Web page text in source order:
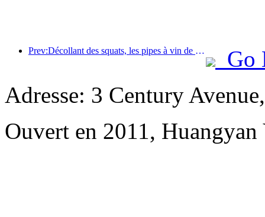
Prev:Décollant des squats, les pipes à vin de petite et moyenne taille entament un nouveau voyage d'accumulation d'énergie
Go
Adresse: 3 Century
Ouvert en 2011,